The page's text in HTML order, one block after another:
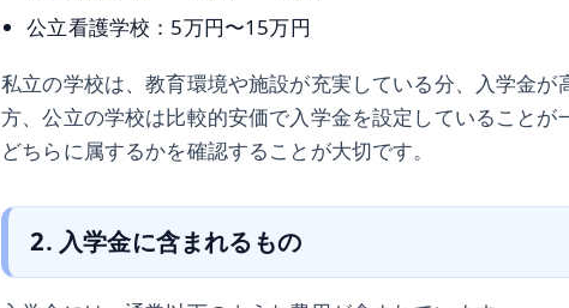
公立看護学校：5万円〜15万円
私立の学校は、教育環境や施設が充実している分、入学金
方、公立の学校は比較的安価で入学金を設定していること
どちらに属するかを確認することが大切です。
2. 入学金に含まれるもの